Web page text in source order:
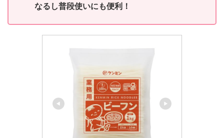
なるし普段使いにも便利！